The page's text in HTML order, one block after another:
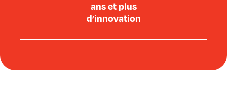
ans et plus
d’innovation